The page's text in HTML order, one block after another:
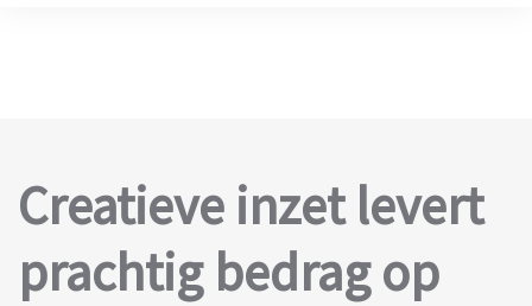
Creatieve inzet levert
prachtig bedrag op